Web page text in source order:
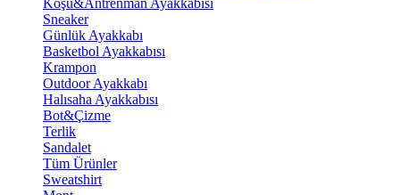
Koşu&Antrenman Ayakkabısı
Sneaker
Günlük Ayakkabı
Basketbol Ayakkabısı
Krampon
Outdoor Ayakkabı
Halısaha Ayakkabısı
Bot&Çizme
Terlik
Sandalet
Tüm Ürünler
Sweatshirt